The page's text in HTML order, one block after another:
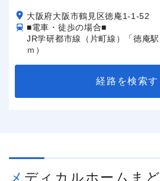
大阪府大阪市鶴見区徳庵1-1-52
■電車・徒歩の場合■
JR学研都市線（片町線）「徳庵
ｍ）
経路を検索す
メディカルホームま